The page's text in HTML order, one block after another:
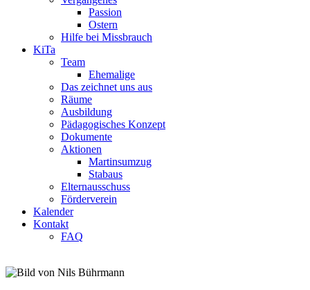
Passion
Ostern
Hilfe bei Missbrauch
KiTa
Team
Ehemalige
Das zeichnet uns aus
Räume
Ausbildung
Pädagogisches Konzept
Dokumente
Aktionen
Martinsumzug
Stabaus
Elternausschuss
Förderverein
Kalender
Kontakt
FAQ